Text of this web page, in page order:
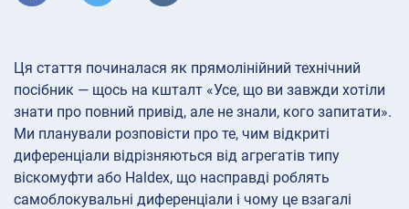
Ця стаття починалася як прямолінійний технічний
посібник — щось на кшталт «Усе, що ви завжди хотіли
знати про повний привід, але не знали, кого запитати».
Ми планували розповісти про те, чим відкриті
диференціали відрізняються від агрегатів типу
віскомуфти або Haldex, що насправді роблять
самоблокувальні диференціали і чому це взагалі